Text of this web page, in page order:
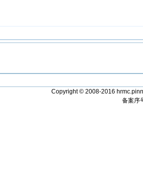
Copyright © 2008-2016
备案序